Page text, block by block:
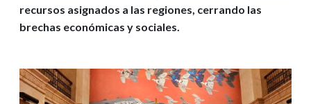
recursos asignados a las regiones, cerrando las
brechas económicas y sociales.